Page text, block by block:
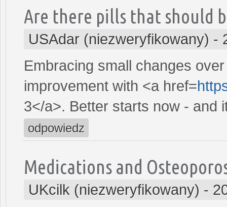
Are there pills that should
USAdar (niezweryfikowany) -
Embracing small changes
improvement with <a href=
3</a>. Better starts now - and
odpowiedz
Medications and
UKcilk (niezweryfikowany) -